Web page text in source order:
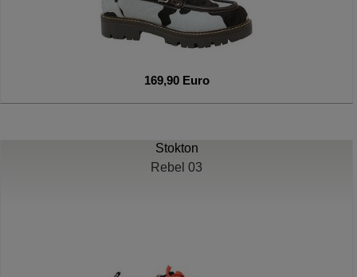
169,90 Euro
Stokton
Rebel 03